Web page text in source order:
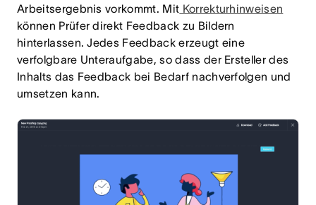
Arbeitsergebnis vorkommt. Mit Korrekturhinweisen
können Prüfer direkt Feedback zu Bildern
hinterlassen. Jedes Feedback erzeugt eine
verfolgbare Unteraufgabe, so dass der Ersteller des
Inhalts das Feedback bei Bedarf nachverfolgen und
umsetzen kann.